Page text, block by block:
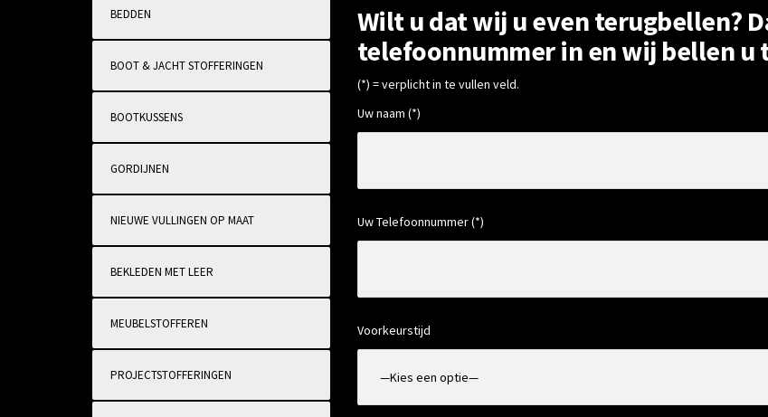
Wilt u dat wij u even terugbellen?
telefoonnummer in en wij bellen u
(*) = verplicht in te vullen veld.
Uw naam (*)
Uw Telefoonnummer (*)
Voorkeurstijd
BEDDEN
BOOT & JACHT STOFFERINGEN
BOOTKUSSENS
GORDIJNEN
NIEUWE VULLINGEN OP MAAT
BEKLEDEN MET LEER
MEUBELSTOFFEREN
PROJECTSTOFFERINGEN